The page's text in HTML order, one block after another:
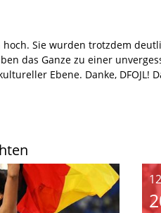
Sie wurden trotzdem
das Ganze zu einer
Ebene. Danke, DFOJL!